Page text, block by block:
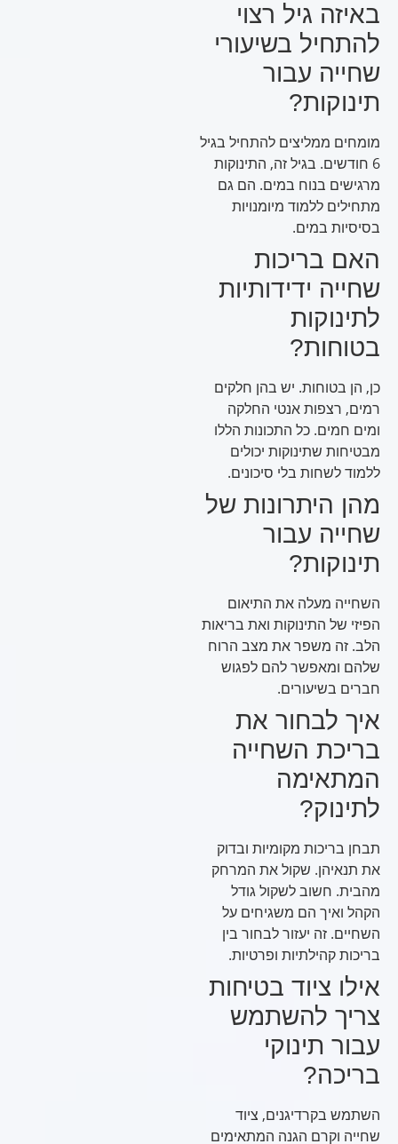
באיזה גיל רצוי
להתחיל בשיעורי
שחייה עבור
תינוקות?
מומחים ממליצים להתחיל בגיל
6 חודשים. בגיל זה, התינוקות
מרגישים בנוח במים. הם גם
מתחילים ללמוד מיומנויות
בסיסיות במים.
האם בריכות
שחייה ידידותיות
לתינוקות
בטוחות?
כן, הן בטוחות. יש בהן חלקים
רמים, רצפות אנטי החלקה
ומים חמים. כל התכונות הללו
מבטיחות שתינוקות יכולים
ללמוד לשחות בלי סיכונים.
מהן היתרונות של
שחייה עבור
תינוקות?
השחייה מעלה את התיאום
הפיזי של התינוקות ואת בריאות
הלב. זה משפר את מצב הרוח
שלהם ומאפשר להם לפגוש
חברים בשיעורים.
איך לבחור את
בריכת השחייה
המתאימה
לתינוק?
תבחן בריכות מקומיות ובדוק
את תנאיהן. שקול את המרחק
מהבית. חשוב לשקול גודל
הקהל ואיך הם משגיחים על
השחיים. זה יעזור לבחור בין
בריכות קהילתיות ופרטיות.
אילו ציוד בטיחות
צריך להשתמש
עבור תינוקי
בריכה?
השתמש בקרדיגנים, ציוד
שחייה וקרם הגנה המתאימים